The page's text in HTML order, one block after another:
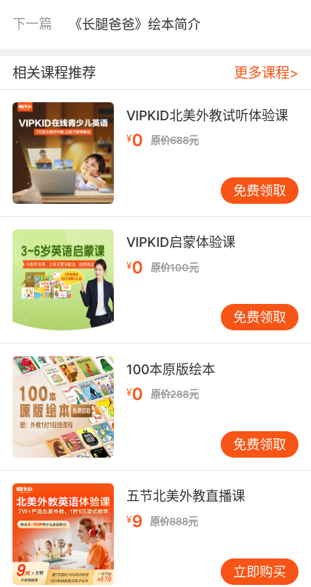
内容简介
《我了不起的老爸》讲述了一个爸爸和孩子之间
不会修剪草坪、不会修浴缸，但他却可以把平凡
的小事变得有趣。跟这个老爸在一起，孩子们的
生活充满了惊喜！
父教在儿童关键人格的形成时期尤其重要。
《我了不起的老爸》向爸爸和孩子呈现了一段温
暖亲密的亲子关系，在潜移默化中给予了孩子和
爸爸乐观幽默的生活态度。《我了不起的老爸》
诠释了一种不循规蹈矩的教育方式。不墨守成
规，往往会给孩子带来不一样的生活体验，从而
助力孩子形成健康优秀的人格和性格。
《我了不起的老爸》一书中包含了许多孩子
生活中常见的场景。比如爸爸接送孩子上学放
学，爸爸和孩子一起分享美味的面包，和孩子一
起做游戏，爸爸给孩子讲睡前故事。熟悉的场
景，对应的情境英语，高频重点词汇句型标粗和
重复，帮助孩子建立情景和英文的对应关系，积
累英文输入。封底附有英文音频二维码，用手机
扫码即可收听原汁原味英文朗读，锻炼孩子的英
下一篇 《长腿爸爸》绘本简介
相关课程推荐 更多课程>
VIPKID北美外教试听体验课
¥0 原价688元
免费领取
VIPKID启蒙体验课
¥0 原价100元
免费领取
100本原版绘本
¥0 原价288元
免费领取
五节北美外教直播课
¥9 原价888元
立即购买